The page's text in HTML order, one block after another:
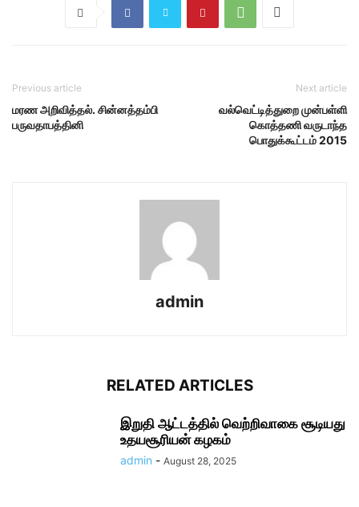
Previous article
மரண அறிவித்தல். சின்னத்தம்பி
பருவதாபத்தினி
Next article
வல்வெட்டித்துறை முன்பள்ளி
கொத்தணி வருடாந்த
பொதுக்கூட்டம் 2015
admin
RELATED ARTICLES
இறுதி ஆட்டத்தில் வெற்றிவாகை சூடியது
உதயசூரியன் கழகம்
admin - August 28, 2025